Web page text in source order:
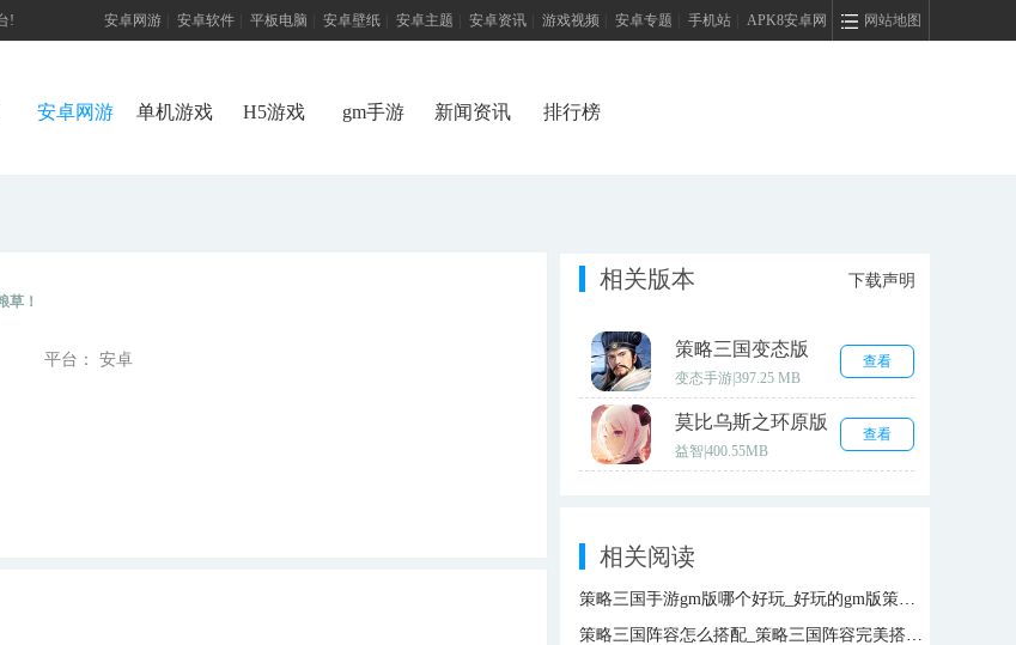
! 网站地图
安卓网游 安卓软件 平板电脑 安卓壁纸 安卓主题 安卓资讯 游戏视频 安卓专题 手机站 APK8安卓网
安卓网游 单机游戏 H5游戏 gm手游 新闻资讯 排行榜
草！
平台： 安卓
相关版本 下载声明
策略三国变态版
变态手游397.25 MB
查看
莫比乌斯之环原版
益智400.55MB
查看
相关阅读
策略三国手游gm版哪个好玩_好玩的gm版策略三国手游下载
策略三国阵容怎么搭配_策略三国阵容完美搭配推荐